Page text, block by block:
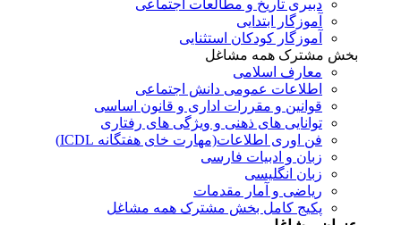
دبیری تاریخ و مطالعات اجتماعی
آموزگار ابتدایی
آموزگار کودکان استثنایی
بخش مشترک همه مشاغل
معارف اسلامی
اطلاعات عمومی دانش اجتماعی
قوانین و مقررات اداری و قانون اساسی
توانایی های ذهنی و ویژگی های رفتاری
فن اوری اطلاعات(مهارت خای هفتگانه ICDL)
زبان و ادبیات فارسی
زبان انگلیسی
ریاضی و آمار مقدمات
پکیج کامل بخش مشترک همه مشاغل